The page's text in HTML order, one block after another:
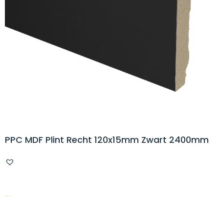
PPC MDF Plint Recht 120x15mm Zwart 2400mm